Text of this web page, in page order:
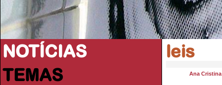
NOTÍCIAS
TEMAS
leis
Ana